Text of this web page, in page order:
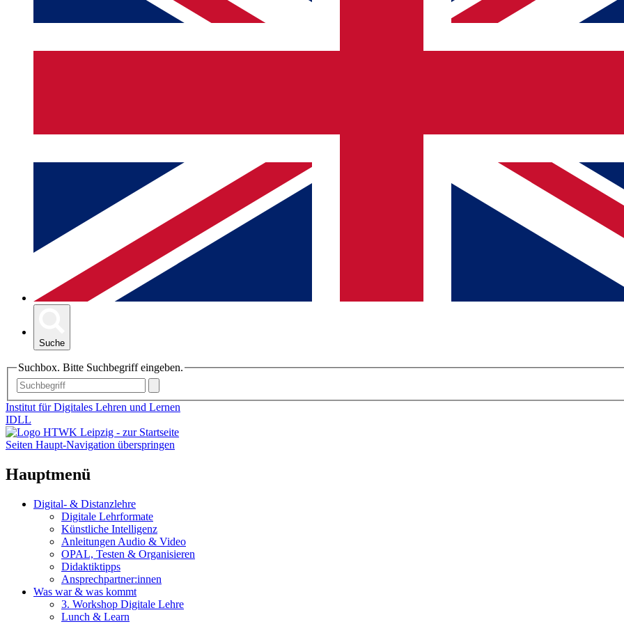
Suche
Suchbox. Bitte Suchbegriff eingeben.
Institut für Digitales Lehren und Lernen
IDLL
Seiten Haupt-Navigation überspringen
Hauptmenü
Digital- & Distanzlehre
Digitale Lehrformate
Künstliche Intelligenz
Anleitungen Audio & Video
OPAL, Testen & Organisieren
Didaktiktipps
Ansprechpartner:innen
Was war & was kommt
3. Workshop Digitale Lehre
Lunch & Learn